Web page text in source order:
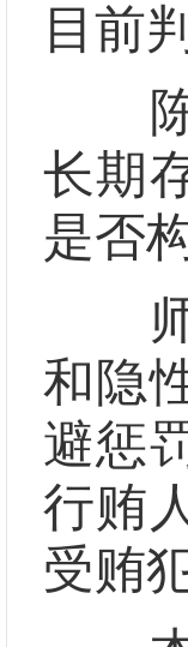
目前
陈
长期
是否
师
和隐
避惩
行贿
受贿